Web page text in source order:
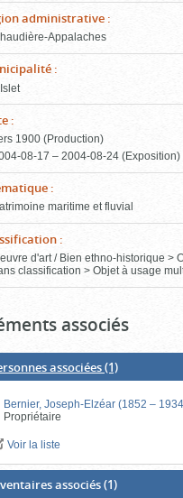
administrative :
Appalaches
:
:
1900 (Production)
– 2004‑08‑24 (Exposition)
:
maritime et fluvial
:
d'art / Bien ethno-historique >
classification > Objet à usage
associés
associées(1)
Bernier, Joseph-Elzéar (1852 –
Propriétaire
Voir la liste
associés(1)